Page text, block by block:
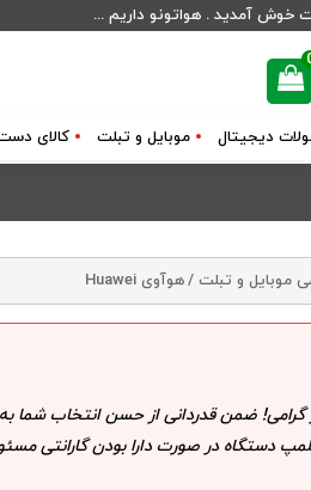
خوش آمدید . هواتونو داریم ...
دیجیتال موبایل و تبلت کالای
موبایل و تبلت /هوآوی Huawei
گرامی! ضمن قدردانی از حسن انتخاب شما
دستگاه در صورت دارا بودن گارانتی